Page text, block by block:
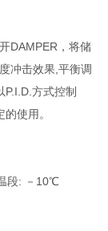
DAMPER，将储
冲击效果,平衡调
P.I.D.方式控制
使用。
段: －10℃